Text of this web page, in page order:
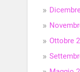
Ottobre